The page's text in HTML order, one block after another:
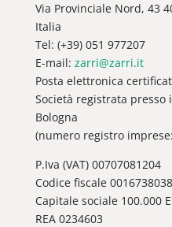
Via Provinciale Nord, 43
Italia
Tel: (+39) 051 977207
E-mail: zarri@zarri.it
Posta elettronica
Società registrata presso
Bologna
(numero registro
P.Iva (VAT) 00707081204
Codice fiscale
Capitale sociale 100.000
REA 0234603